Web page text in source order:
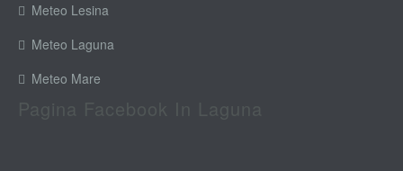
Meteo Lesina
Meteo Laguna
Meteo Mare